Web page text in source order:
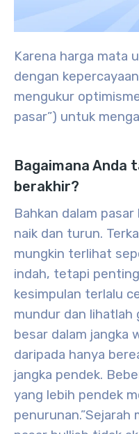
Karena harga mata
dengan
mengukur
pasar”) untuk
Bagaimana Anda
berakhir?
Bahkan dalam
naik dan turun.
mungkin terlihat
indah, tetapi
kesimpulan terlalu
mundur dan lihatlah
besar dalam jangka
daripada hanya
jangka pendek.
yang lebih pendek
penurunan.”Sejarah